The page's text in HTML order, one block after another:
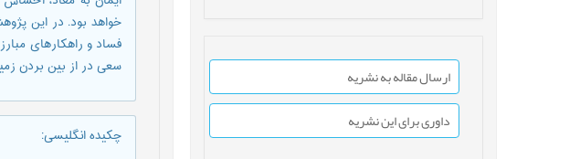
ارسال مقاله به نشریه
داوری برای این نشریه
خواهد بود. در این
فساد و راهکارهای
سعی در از بین بردن
چکیده انگلیسی: